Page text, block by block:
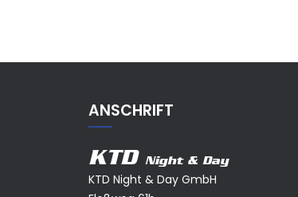
ANSCHRIFT
KTD Night & Day
KTD Night & Day GmbH